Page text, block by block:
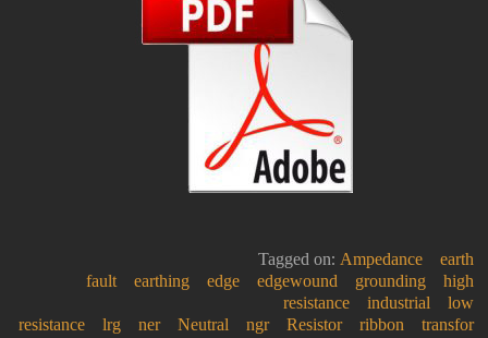
Tagged on:Ampedance
earth
fault
earthing edge edgewound grounding
high
resistance
industrial
low
resistance
lrg ner Neutral ngr Resistor ribbon
transfor